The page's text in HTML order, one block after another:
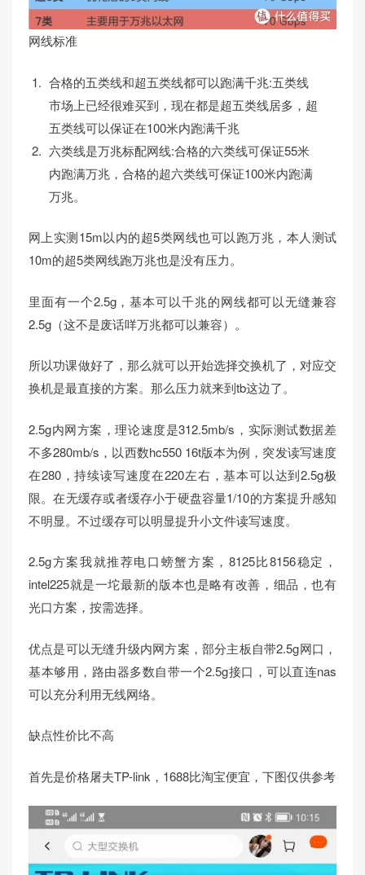
网线标准
合格的五类线和超五类线都可以跑满千兆:五类线
市场上已经很难买到，现在都是超五类线居多，超
五类线可以保证在100米内跑满千兆
六类线是万兆标配网线:合格的六类线可保证55米
内跑满万兆，合格的超六类线可保证100米内跑满
万兆。
网上实测15m以内的超5类网线也可以跑万兆，本人测试
10m的超5类网线跑万兆也是没有压力。
里面有一个2.5g，基本可以千兆的网线都可以无缝兼容
2.5g（这不是废话咩万兆都可以兼容）。
所以功课做好了，那么就可以开始选择交换机了，对应交
换机是最直接的方案。那么压力就来到tb这边了。
2.5g内网方案，理论速度是312.5mb/s，实际测试数据差
不多280mb/s，以西数hc550 16t版本为例，突发读写速度
在280，持续读写速度在220左右，基本可以达到2.5g极
限。在无缓存或者缓存小于硬盘容量1/10的方案提升感知
不明显。不过缓存可以明显提升小文件读写速度。
2.5g方案我就推荐电口螃蟹方案，8125比8156稳定，
intel225就是一坨最新的版本也是略有改善，细品，也有
光口方案，按需选择。
优点是可以无缝升级内网方案，部分主板自带2.5g网口，
基本够用，路由器多数自带一个2.5g接口，可以直连nas
可以充分利用无线网络。
缺点性价比不高
首先是价格屠夫TP-link，1688比淘宝便宜，下图仅供参考